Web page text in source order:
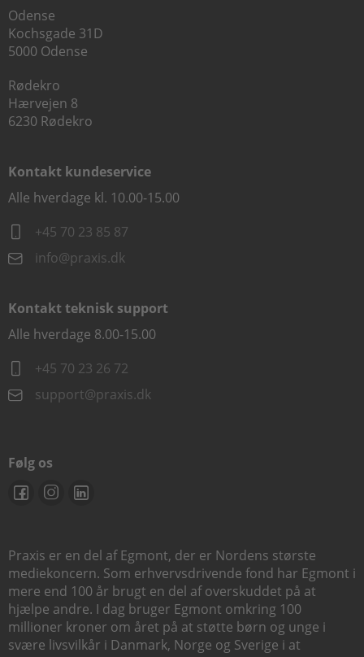
Odense
Kochsgade 31D
5000 Odense
Rødekro
Hærvejen 8
6230 Rødekro
Kontakt kundeservice
Alle hverdage kl. 10.00-15.00
+45 70 23 85 87
info@praxis.dk
Kontakt teknisk support
Alle hverdage 8.00-15.00
+45 70 23 26 72
support@praxis.dk
Følg os
Praxis er en del af Egmont, der er Nordens største
mediekoncern. Som erhvervsdrivende fond har Egmont i
mere end 100 år brugt en del af overskuddet på at
hjælpe andre. I dag bruger Egmont omkring 100
millioner kroner om året på at støtte børn og unge i
svære livsvilkår i Danmark, Norge og Sverige i at